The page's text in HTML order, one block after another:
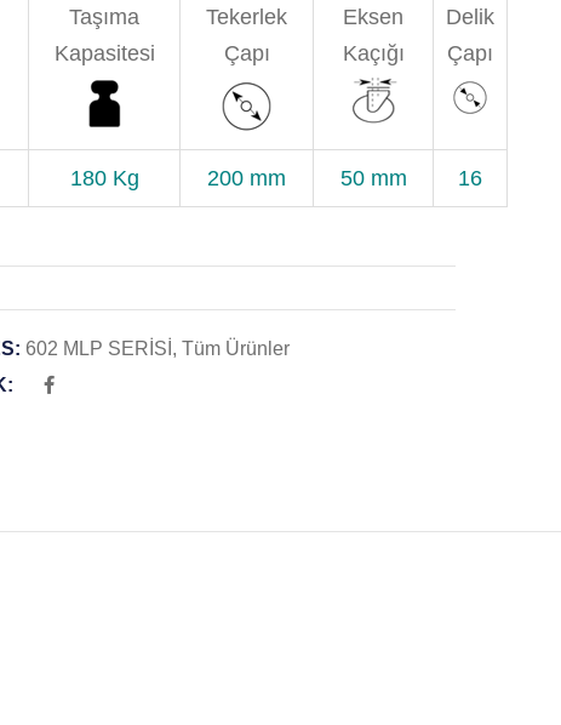
Taşıma
Kapasitesi
Tekerlek
Çapı
Eksen
Kaçığı
Delik
Çapı
180 Kg 200 mm 50 mm 16
602 MLP SERİSİ , Tüm Ürünler